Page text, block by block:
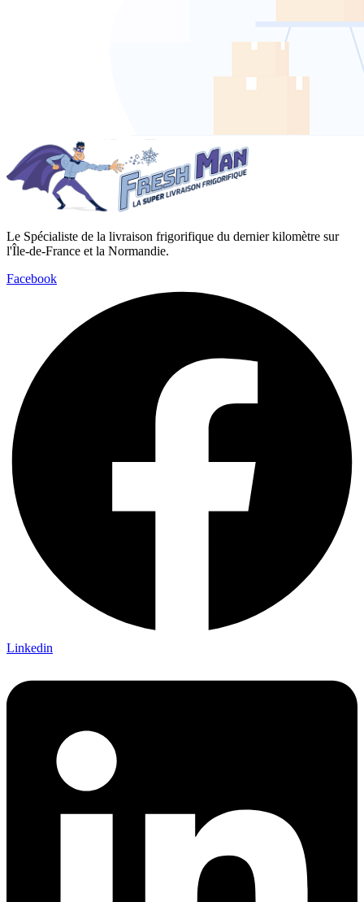
Le Spécialiste de la livraison frigorifique du dernier kilomètre sur
l'Île-de-France et la Normandie.
Facebook
Linkedin